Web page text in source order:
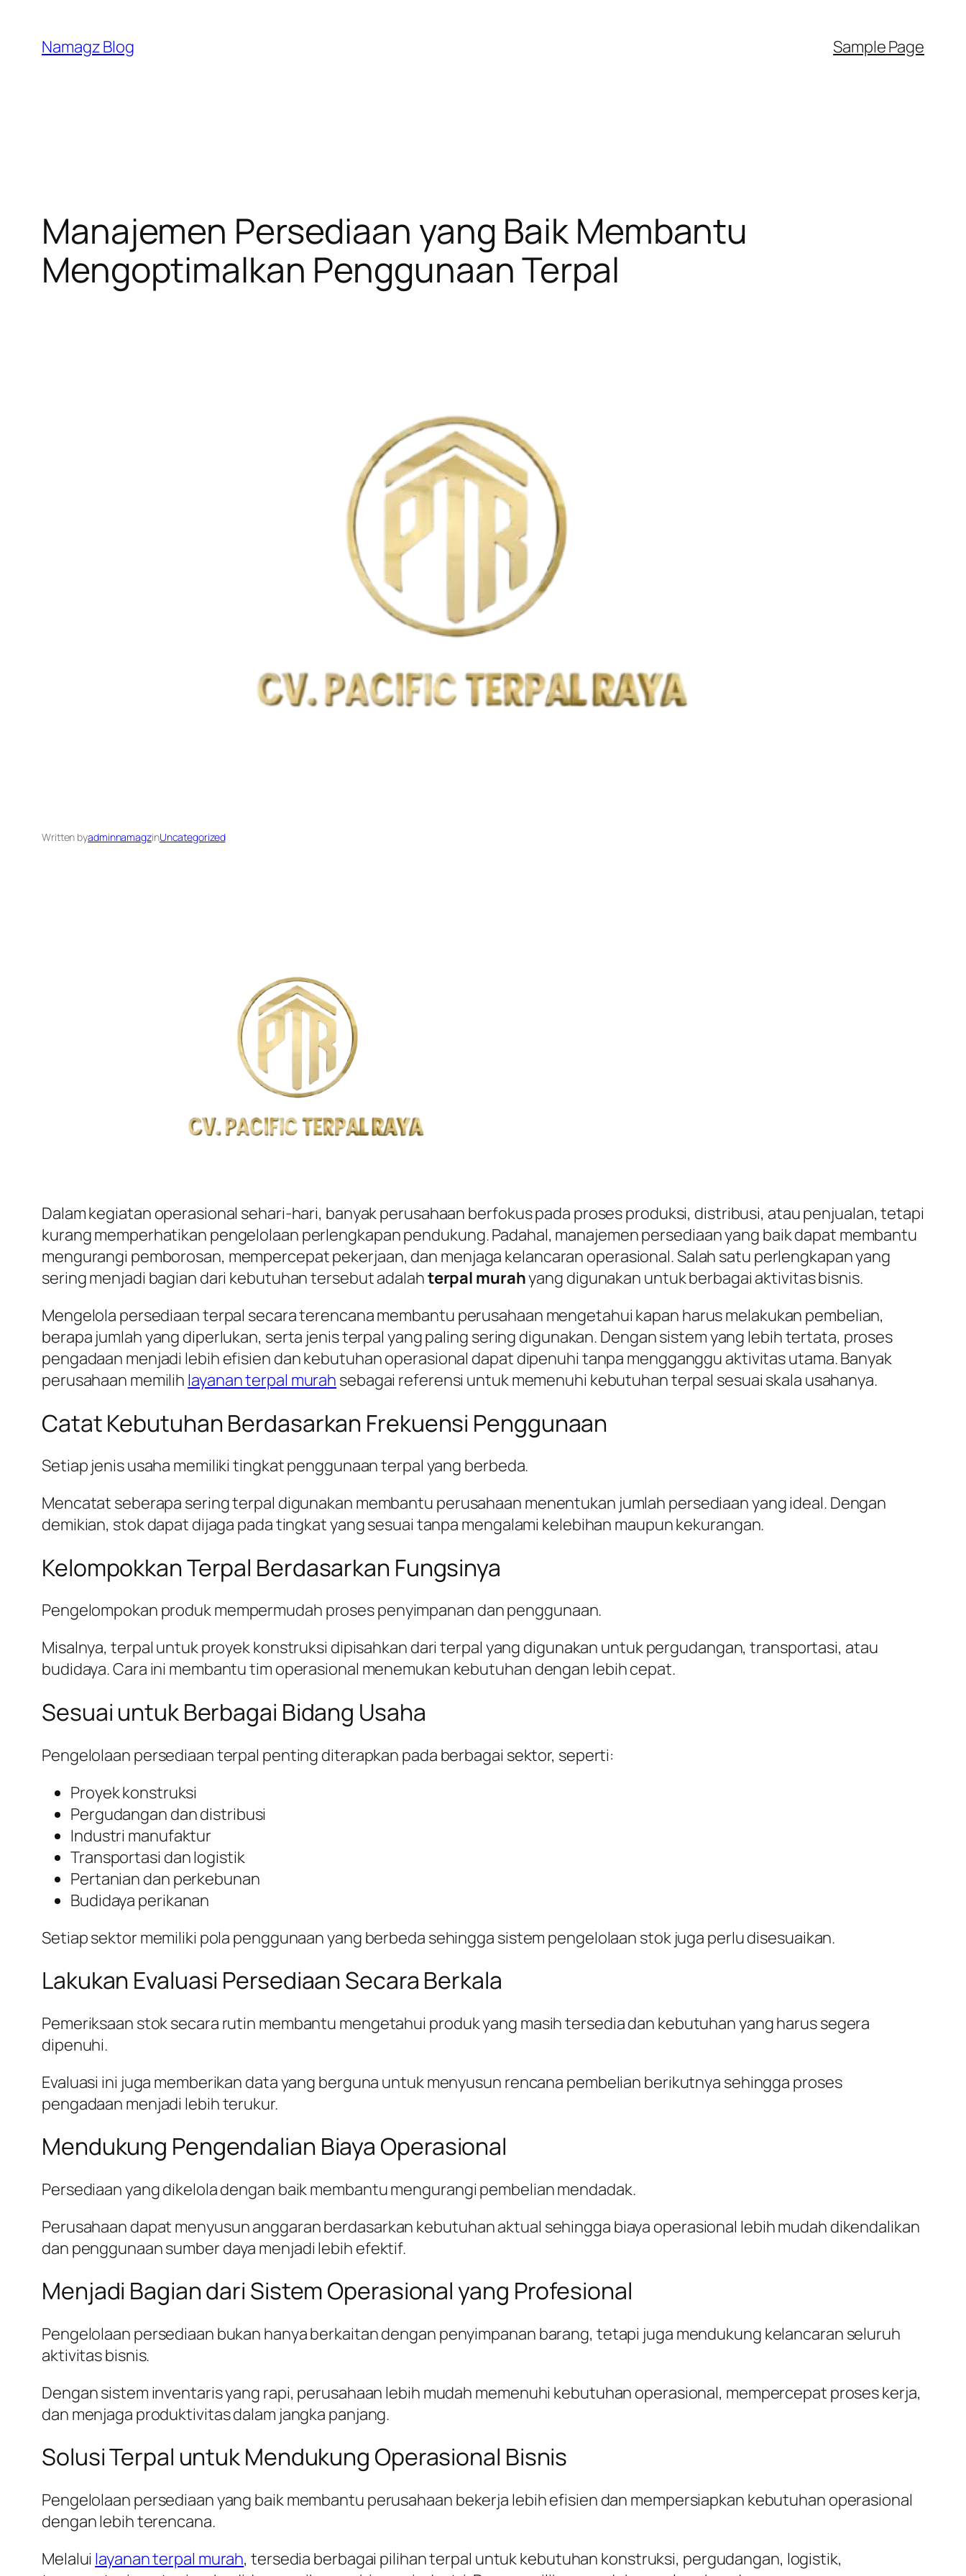
content
Namagz Blog Sample Page
Manajemen Persediaan yang Baik Membantu
Mengoptimalkan Penggunaan Terpal
Written byadminnamagzinUncategorized
Dalam kegiatan operasional sehari-hari, banyak perusahaan berfokus pada proses produksi, distribusi, atau penjualan, tetapi
kurang memperhatikan pengelolaan perlengkapan pendukung. Padahal, manajemen persediaan yang baik dapat membantu
mengurangi pemborosan, mempercepat pekerjaan, dan menjaga kelancaran operasional. Salah satu perlengkapan yang
sering menjadi bagian dari kebutuhan tersebut adalahterpal murahyang digunakan untuk berbagai aktivitas bisnis.
Mengelola persediaan terpal secara terencana membantu perusahaan mengetahui kapan harus melakukan pembelian,
berapa jumlah yang diperlukan, serta jenis terpal yang paling sering digunakan. Dengan sistem yang lebih tertata, proses
pengadaan menjadi lebih efisien dan kebutuhan operasional dapat dipenuhi tanpa mengganggu aktivitas utama. Banyak
perusahaan memilih layanan terpal murah sebagai referensi untuk memenuhi kebutuhan terpal sesuai skala usahanya.
Catat Kebutuhan Berdasarkan Frekuensi Penggunaan
Setiap jenis usaha memiliki tingkat penggunaan terpal yang berbeda.
Mencatat seberapa sering terpal digunakan membantu perusahaan menentukan jumlah persediaan yang ideal. Dengan
demikian, stok dapat dijaga pada tingkat yang sesuai tanpa mengalami kelebihan maupun kekurangan.
Kelompokkan Terpal Berdasarkan Fungsinya
Pengelompokan produk mempermudah proses penyimpanan dan penggunaan.
Misalnya, terpal untuk proyek konstruksi dipisahkan dari terpal yang digunakan untuk pergudangan, transportasi, atau
budidaya. Cara ini membantu tim operasional menemukan kebutuhan dengan lebih cepat.
Sesuai untuk Berbagai Bidang Usaha
Pengelolaan persediaan terpal penting diterapkan pada berbagai sektor, seperti:
Proyek konstruksi
Pergudangan dan distribusi
Industri manufaktur
Transportasi dan logistik
Pertanian dan perkebunan
Budidaya perikanan
Setiap sektor memiliki pola penggunaan yang berbeda sehingga sistem pengelolaan stok juga perlu disesuaikan.
Lakukan Evaluasi Persediaan Secara Berkala
Pemeriksaan stok secara rutin membantu mengetahui produk yang masih tersedia dan kebutuhan yang harus segera
dipenuhi.
Evaluasi ini juga memberikan data yang berguna untuk menyusun rencana pembelian berikutnya sehingga proses
pengadaan menjadi lebih terukur.
Mendukung Pengendalian Biaya Operasional
Persediaan yang dikelola dengan baik membantu mengurangi pembelian mendadak.
Perusahaan dapat menyusun anggaran berdasarkan kebutuhan aktual sehingga biaya operasional lebih mudah dikendalikan
dan penggunaan sumber daya menjadi lebih efektif.
Menjadi Bagian dari Sistem Operasional yang Profesional
Pengelolaan persediaan bukan hanya berkaitan dengan penyimpanan barang, tetapi juga mendukung kelancaran seluruh
aktivitas bisnis.
Dengan sistem inventaris yang rapi, perusahaan lebih mudah memenuhi kebutuhan operasional, mempercepat proses kerja,
dan menjaga produktivitas dalam jangka panjang.
Solusi Terpal untuk Mendukung Operasional Bisnis
Pengelolaan persediaan yang baik membantu perusahaan bekerja lebih efisien dan mempersiapkan kebutuhan operasional
dengan lebih terencana.
Melalui layanan terpal murah, tersedia berbagai pilihan terpal untuk kebutuhan konstruksi, pergudangan, logistik,